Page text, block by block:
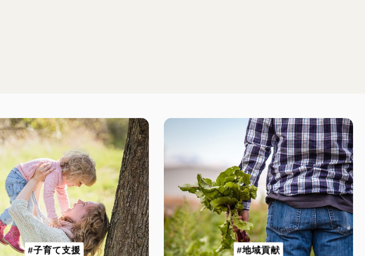
#子育て支援 #地域貢献